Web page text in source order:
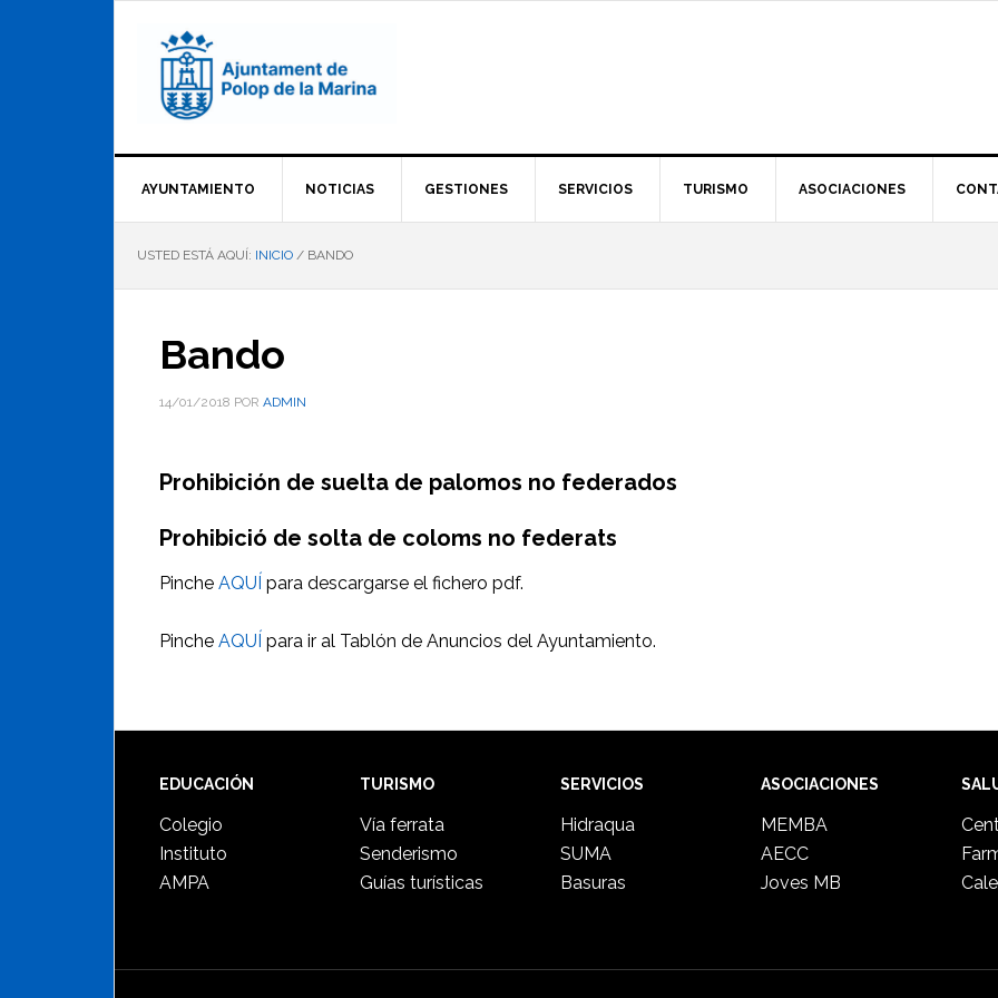
AYUNTAMIENTO NOTICIAS GESTIONES SERVICIOS TURISMO ASOCIACIONES
USTED ESTÁ AQUÍ: INICIO / BANDO
Bando
14/01/2018 POR ADMIN
Prohibición de suelta de palomos no federados
Prohibició de solta de coloms no federats
Pinche AQUÍ para descargarse el fichero pdf.
Pinche AQUÍ para ir al Tablón de Anuncios del Ayuntamiento.
Footer
EDUCACIÓN
Colegio
Instituto
AMPA
TURISMO
Vía ferrata
Senderismo
Guías turísticas
SERVICIOS
Hidraqua
SUMA
Basuras
ASOCIACIONES
MEMBA
AECC
Joves MB